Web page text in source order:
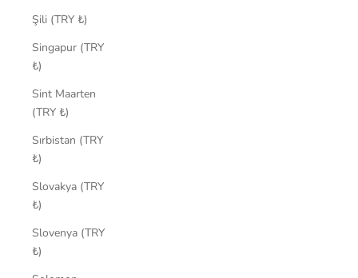
Şili (TRY ₺)
Singapur (TRY
₺)
Sint Maarten
(TRY ₺)
Sırbistan (TRY
₺)
Slovakya (TRY
₺)
Slovenya (TRY
₺)